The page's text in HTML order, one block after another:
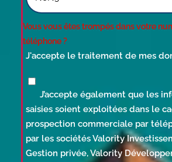
Vous vous êtes trompés dans votre
téléphone ?
J'accepte le traitement de mes
J’accepte également que les
saisies soient exploitées dans le
prospection commerciale par
par les sociétés Valority
Gestion privée, Valority